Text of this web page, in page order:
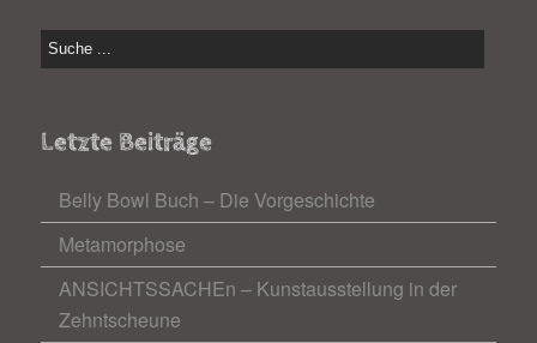
Letzte Beiträge
Belly Bowl Buch – Die Vorgeschichte
Metamorphose
ANSICHTSSACHEn – Kunstausstellung in der
Zehntscheune